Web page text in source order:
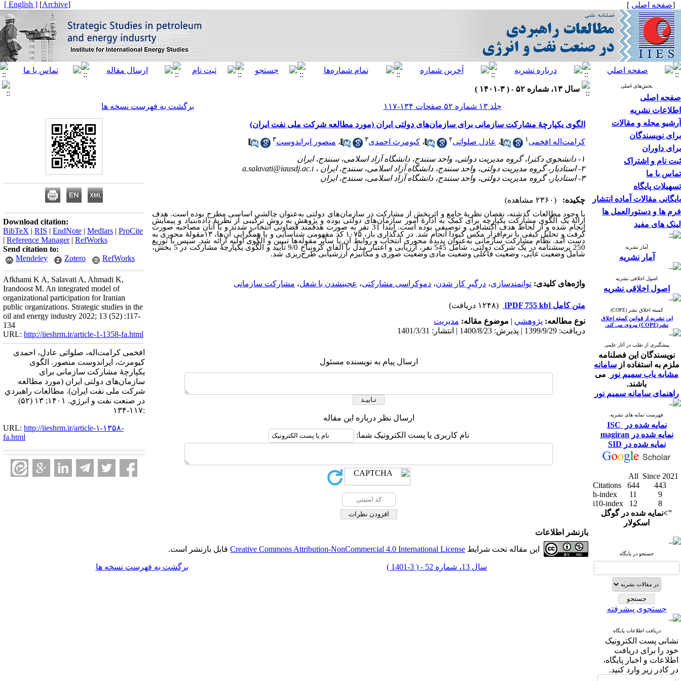
[صفحه اصلی ]
[
Archive
]
[ English ]
بخش‌های اصلی
صفحه اصلی
اطلاعات نشریه
آرشیو مجله و مقالات
برای نویسندگان
برای داوران
ثبت نام و اشتراک
تماس با ما
تسهیلات پایگاه
بایگانی مقالات آماده انتشار
فرم ها و دستورالعمل ها
لینک های مفید
آمار نشریه
آمار نشریه
اصول اخلاقی نشریه
اصول اخلاقی نشریه
کمیته اخلاق نشر (COPE)
این نشریه از قوانین کمیته اخلاق
نشر(COPE) پیروی می کند.
پیشگیری از تقلب در آثار علمی
نویسندگان این فصلنامه
ملزم به استفاده از سامانه
مشابه یاب سمیم نور
می
باشند.
راهنمای سامانه سمیم نور
فهرست نمایه های نشریه
نمایه شده در ISC
نمایه شده در magiran
نمایه شده در SID
All Since 2021
Citations
644
443
h-index
11
9
i10-index
12
8
">نمایه شده در گوگل
اسکولار
جستجو در پایگاه
جستجوی پیشرفته
دریافت اطلاعات پایگاه
نشانی پست الکترونیک
خود را برای دریافت
اطلاعات و اخبار پایگاه،
در کادر زیر وارد کنید.
سال ۱۳، شماره ۵۲ - ( ۳-۱۴۰۱ )
جلد ۱۳ شماره ۵۲ صفحات ۱۳۴-۱۱۷
برگشت به فهرست نسخه ها
الگوی یکپارچۀ مشارکت سازمانی برای سازمان‌های دولتی ایران (مورد مطالعه شرکت ملی نفت ایران)
کرامت‌اله افخمی ۱ ، عادل صلواتی۲ ، کیومرث احمدی۳ ، منصور ایراندوست۳
۱- دانشجوی دکترا، گروه مدیریت دولتی، واحد سنندج، دانشگاه آزاد اسلامی، سنندج، ایران
۲- استادیار، گروه مدیریت دولتی، واحد سنندج، دانشگاه آزاد اسلامی، سنندج، ایران ،
a.salavati@iausdj.ac.i
۳- استادیار، گروه مدیریت دولتی، واحد سنندج، دانشگاه آزاد اسلامی، سنندج، ایران
چکیده: (۲۳۶۰ مشاهده)
با وجود مطالعات گذشته، نقصان نظریۀ جامع و اثربخش از مشارکت در سازمان‌های دولتی به‌عنوان چالشی اساسی مطرح بوده است. هدف
ارائۀ یک الگوی مشارکت یکپارچه برای کمک به ادارۀ امور سازمان‌های دولتی بوده و پژوهش به روش ترکیبی از نظریۀ دادهبنیاد و پیمایش
انجام شده و از لحاظ هدف اکتشافی و توصیفی بوده است. ابتدا 31 نفر به ‌صورت هدفمند قضاوتی انتخاب شدند و با آنان مصاحبه صورت
گرفت و تحلیل کیفی با نرم‌افزار مکس کیودا انجام شد. در کدگذاری باز، ۱۰۷۵ کد مفهومی شناسایی و با همگرایی آن‌ها،۱۳مقولۀ محوری به
دست آمد. نظام مشارکت سازمانی به‌عنوان پدیدۀ محوری انتخاب و روابط آن با سایر مقوله‌ها تبیین و الگوی اولیه ارائه شد. سپس با توزیع
250 پرسشنامه در یک شرکت دولتی، شامل 545 نفر، ارزیابی‌ و
اعتبار
مدل با آلفای کرونباخ 9/0 تأیید و الگوی یکپارچۀ مشارکت در 5 بخش،
شامل وضعیت غایی، وضعیت فاعلی وضعیت مادی وضعیت صوری و مکانیزم ارزشیابی طرحریزی شد.
واژه‌های کلیدی: توانمندسازی، درگیرِ کار شدن، دموکراسی مشارکتی، عجینشدن با شغل، مشارکت سازمانی
متن کامل [PDF 755 kb]
(۱۲۴۸ دریافت)
نوع مطالعه: پژوهشي | موضوع مقاله: مديريت
دریافت: 1399/9/29 | پذیرش: 1400/8/23 | انتشار: 1401/3/31
ارسال پیام به نویسنده مسئول
ارسال نظر درباره این مقاله
نام کاربری یا پست الکترونیک شما:
Download citation:
BibTeX | RIS | EndNote | Medlars | ProCite
| Reference Manager| RefWorks
Send citation to:
Mendeley
Zotero RefWorks
Afkhami K A, Salavati A, Ahmadi K,
Irandoost M. An integrated model of
organizational participation for Iranian
public organizations. Strategic studies in the
oil and energy industry 2022; 13 (52) :117-
134
URL: http://iieshrm.ir/article-1-1358-fa.html
افخمی کرامت‌اله، صلواتی عادل، احمدی
کیومرث، ایراندوست منصور. الگوی
یکپارچۀ مشارکت سازمانی برای
سازمان‌های دولتی ایران (مورد مطالعه
شرکت ملی نفت ایران). مطالعات راهبردي
در صنعت نفت و انرژي. ۱۴۰۱; ۱۳ (۵۲)
:۱۱۷-۱۳۴
URL: http://iieshrm.ir/article-۱-۱۳۵۸-
fa.html
بازنشر اطلاعات
این مقاله تحت شرایط Creative Commons Attribution-NonCommercial 4.0 International License قابل بازنشر است.
سال 13، شماره 52 - ( 3-1401 ) برگشت به فهرست نسخه ها